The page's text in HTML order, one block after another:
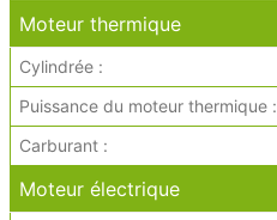
Moteur thermique
Cylindrée :
Puissance du moteur thermique :
Carburant :
Moteur électrique